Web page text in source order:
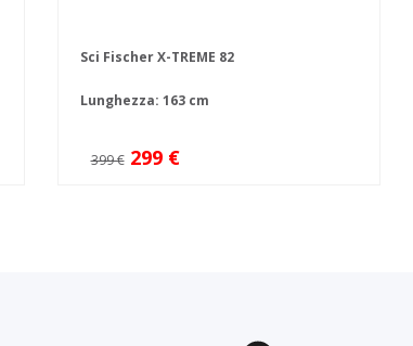
Sci Fischer X-TREME 82
Lunghezza: 163 cm
399 € 299 €